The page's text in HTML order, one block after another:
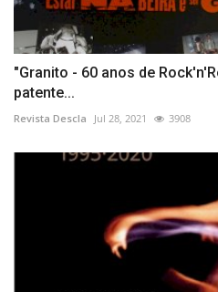
"Granito - 60 anos de
patente...
Revista Descla Jul 28, 2021 3908